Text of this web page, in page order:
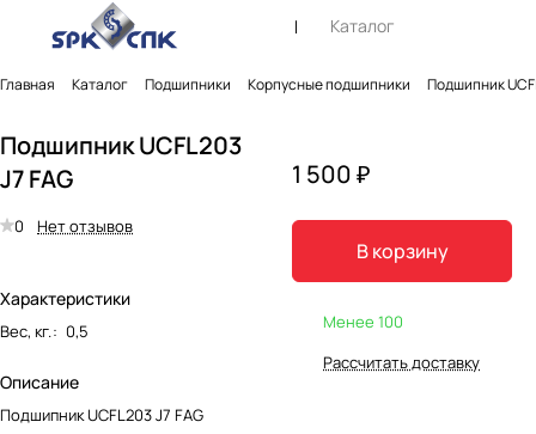
Каталог
Главная Каталог Подшипники Корпусные подшипники Подшипник
Подшипник UCFL203
J7 FAG
0 Нет отзывов
Характеристики
Вес, кг.: 0,5
Описание
Подшипник UCFL203 J7 FAG
1 500 ₽
В корзину
Менее 100
Рассчитать доставку